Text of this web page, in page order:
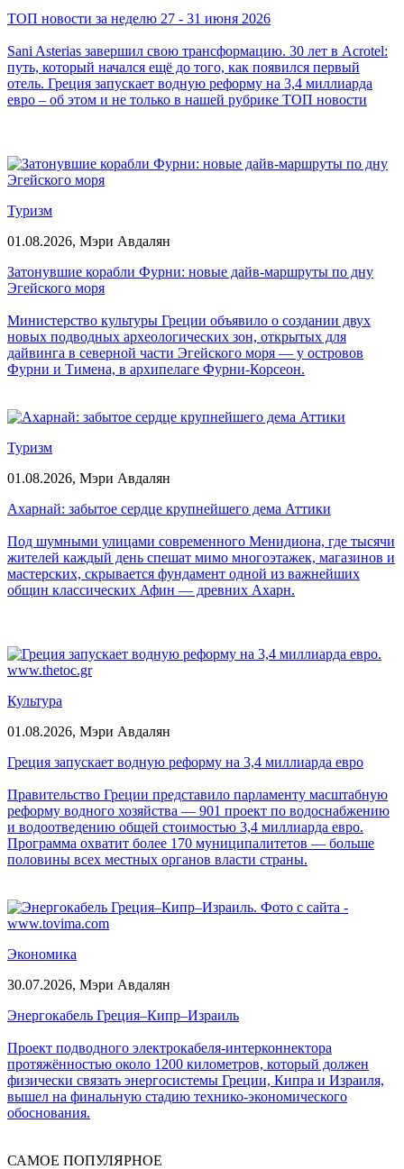
ТОП новости за неделю 27 - 31 июня 2026
Sani Asterias завершил свою трансформацию. 30 лет в Acrotel:
путь, который начался ещё до того, как появился первый
отель. Греция запускает водную реформу на 3,4 миллиарда
евро – об этом и не только в нашей рубрике ТОП новости
Туризм
01.08.2026, Мэри Авдалян
Затонувшие корабли Фурни: новые дайв-маршруты по дну
Эгейского моря
Министерство культуры Греции объявило о создании двух
новых подводных археологических зон, открытых для
дайвинга в северной части Эгейского моря — у островов
Фурни и Тимена, в архипелаге Фурни-Корсеон.
Туризм
01.08.2026, Мэри Авдалян
Ахарнай: забытое сердце крупнейшего дема Аттики
Под шумными улицами современного Менидиона, где тысячи
жителей каждый день спешат мимо многоэтажек, магазинов и
мастерских, скрывается фундамент одной из важнейших
общин классических Афин — древних Ахарн.
Культура
01.08.2026, Мэри Авдалян
Греция запускает водную реформу на 3,4 миллиарда евро
Правительство Греции представило парламенту масштабную
реформу водного хозяйства — 901 проект по водоснабжению
и водоотведению общей стоимостью 3,4 миллиарда евро.
Программа охватит более 170 муниципалитетов — больше
половины всех местных органов власти страны.
Экономика
30.07.2026, Мэри Авдалян
Энергокабель Греция–Кипр–Израиль
Проект подводного электрокабеля-интерконнектора
протяжённостью около 1200 километров, который должен
физически связать энергосистемы Греции, Кипра и Израиля,
вышел на финальную стадию технико-экономического
обоснования.
САМОЕ ПОПУЛЯРНОЕ